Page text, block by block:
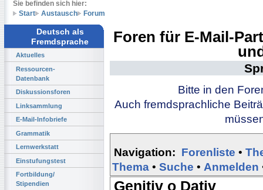
Sie befinden sich hier:
Start
Austausch Forum
Deutsch als
Fremdsprache
Aktuelles
Ressourcen-
Datenbank
Diskussionsforen
Linksammlung
E-Mail-Infobriefe
Grammatik
Lernwerkstatt
Einstufungstest
Fortbildung/
Stipendien
Foren für E-Mail-
Bitte in den
Auch fremdsprachliche
Navigation: Forenliste •
Thema • Suche • Anmelden
Genitiv o Dativ